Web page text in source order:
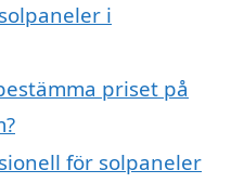
i
priset på
för solpaneler